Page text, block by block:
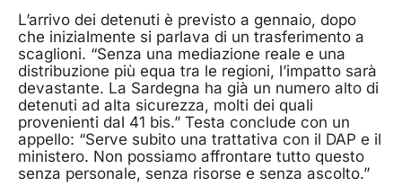
L’arrivo dei detenuti è previsto a gennaio, dopo
che inizialmente si parlava di un trasferimento a
scaglioni. “Senza una mediazione reale e una
distribuzione più equa tra le regioni, l’impatto sarà
devastante. La Sardegna ha già un numero alto di
detenuti ad alta sicurezza, molti dei quali
provenienti dal 41 bis.” Testa conclude con un
appello: “Serve subito una trattativa con il DAP e il
ministero. Non possiamo affrontare tutto questo
senza personale, senza risorse e senza ascolto.”